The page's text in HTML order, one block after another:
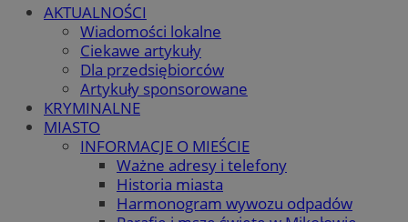
AKTUALNOŚCI
Wiadomości lokalne
Ciekawe artykuły
Dla przedsiębiorców
Artykuły sponsorowane
KRYMINALNE
MIASTO
INFORMACJE O MIEŚCIE
Ważne adresy i telefony
Historia miasta
Harmonogram wywozu odpadów